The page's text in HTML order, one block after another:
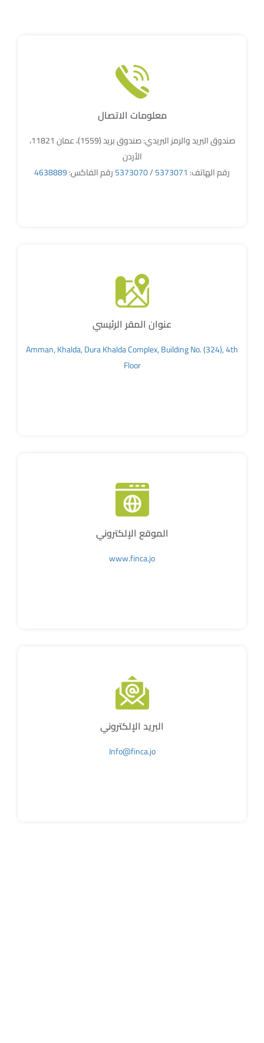
معلومات الاتصال
صندوق البريد والرمز البريدي: صندوق بريد (1559)، عمان 11821،
الأردن
رقم الهاتف: 5373071
/
5373070رقم الفاكس:4638889
عنوان المقر الرئيسي
Amman, Khalda, Dura Khalda Complex, Building No. (324), 4th
Floor
الموقع الإلكتروني
www.finca.jo
البريد الإلكتروني
Info@finca.jo